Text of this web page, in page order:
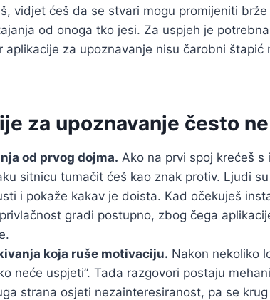
vidjet ćeš da se stvari mogu promijeniti
od onoga tko jesi. Za uspjeh je
aplikacije za upoznavanje nisu čarobni štapić
za upoznavanje često
od prvog dojma. Ako na prvi spoj krećeš
sitnicu tumačit ćeš kao znak protiv. Ljudi
i pokaže kakav je doista. Kad očekuješ
gradi postupno, zbog čega
koja ruše motivaciju. Nakon nekoliko
neće uspjeti”. Tada razgovori postaju
strana osjeti nezainteresiranost, pa se